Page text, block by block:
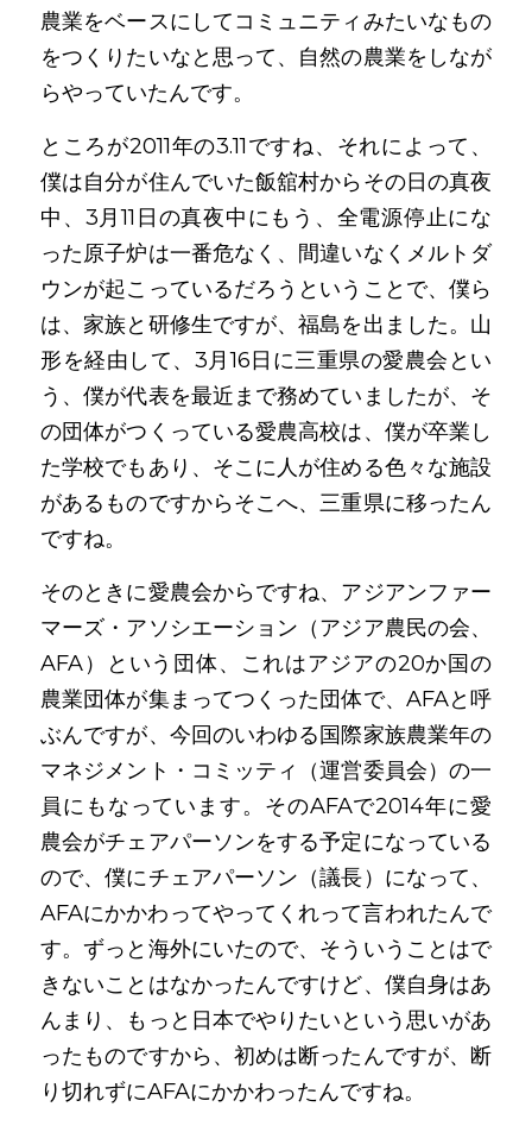
農業をベースにしてコミュニティみたいなもの
をつくりたいなと思って、自然の農業をしなが
らやっていたんです。
ところが2011年の3.11ですね、それによって、
僕は自分が住んでいた飯舘村からその日の真夜
中、3月11日の真夜中にもう、全電源停止にな
った原子炉は一番危なく、間違いなくメルトダ
ウンが起こっているだろうということで、僕ら
は、家族と研修生ですが、福島を出ました。山
形を経由して、3月16日に三重県の愛農会とい
う、僕が代表を最近まで務めていましたが、そ
の団体がつくっている愛農高校は、僕が卒業し
た学校でもあり、そこに人が住める色々な施設
があるものですからそこへ、三重県に移ったん
ですね。
そのときに愛農会からですね、アジアンファー
マーズ・アソシエーション（アジア農民の会、
AFA）という団体、これはアジアの20か国の
農業団体が集まってつくった団体で、AFAと呼
ぶんですが、今回のいわゆる国際家族農業年の
マネジメント・コミッティ（運営委員会）の一
員にもなっています。そのAFAで2014年に愛
農会がチェアパーソンをする予定になっている
ので、僕にチェアパーソン（議長）になって、
AFAにかかわってやってくれって言われたんで
す。ずっと海外にいたので、そういうことはで
きないことはなかったんですけど、僕自身はあ
んまり、もっと日本でやりたいという思いがあ
ったものですから、初めは断ったんですが、断
り切れずにAFAにかかわったんですね。